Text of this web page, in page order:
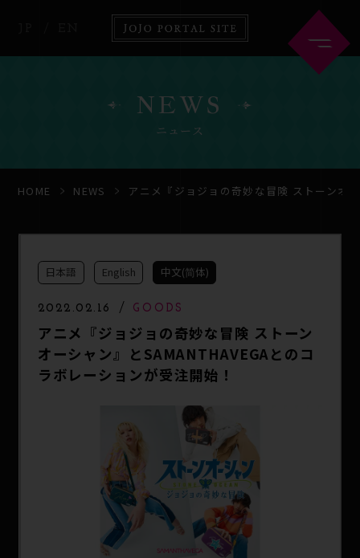
HOME ABOUT
COMICS
SPECIAL
NEWS
ニュース
HOME NEWS アニメ『ジョジョの奇妙な冒険 ストーンオ
日本語 English 中文(简体)
2022.02.16 GOODS
アニメ『ジョジョの奇妙な冒険 ストーン
オーシャン』とSAMANTHAVEGAとのコ
ラボレーションが受注開始！